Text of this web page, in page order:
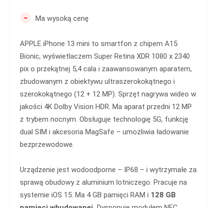
- Ma wysoką cenę
APPLE iPhone 13 mini to smartfon z chipem A15
Bionic, wyświetlaczem Super Retina XDR 1080 x 2340
pix o przekątnej 5,4 cala i zaawansowanym aparatem,
zbudowanym z obiektywu ultraszerokokątnego i
szerokokątnego (12 + 12 MP). Sprzęt nagrywa wideo w
jakości 4K Dolby Vision HDR. Ma aparat przedni 12 MP
z trybem nocnym. Obsługuje technologię 5G, funkcję
dual SIM i akcesoria MagSafe – umożliwia ładowanie
bezprzewodowe.
Urządzenie jest wodoodporne – IP68 – i wytrzymałe za
sprawą obudowy z aluminium lotniczego. Pracuje na
systemie iOS 15. Ma 4 GB pamięci RAM i 128 GB